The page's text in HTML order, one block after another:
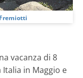
vacanza di 8
in Maggio e